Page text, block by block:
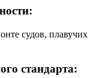
судов, плавучих
стандарта: